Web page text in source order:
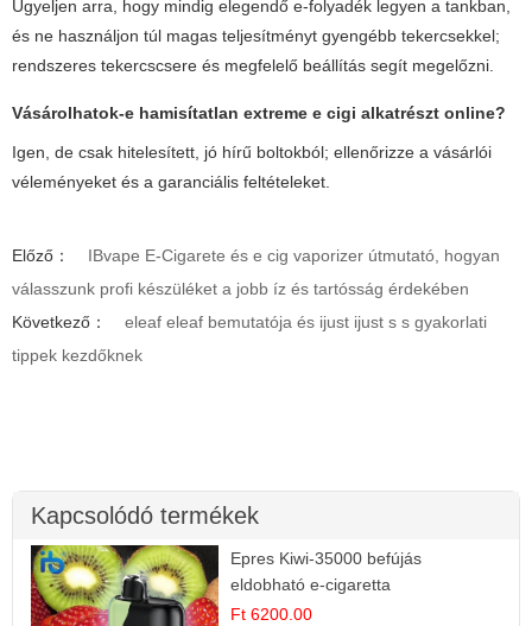
Ügyeljen arra, hogy mindig elegendő e-folyadék legyen a tankban,
és ne használjon túl magas teljesítményt gyengébb tekercsekkel;
rendszeres tekercscsere és megfelelő beállítás segít megelőzni.
Vásárolhatok-e hamisítatlan extreme e cigi alkatrészt online?
Igen, de csak hitelesített, jó hírű boltokból; ellenőrizze a vásárlói
véleményeket és a garanciális feltételeket.
Előző：
IBvape E-Cigarete és e cig vaporizer útmutató, hogyan
válasszunk profi készüléket a jobb íz és tartósság érdekében
Következő：
eleaf eleaf bemutatója és ijust ijust s s gyakorlati
tippek kezdőknek
Kapcsolódó termékek
Epres Kiwi-35000 befújás
eldobható e-cigaretta
Ft 6200.00